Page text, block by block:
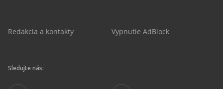
Redakcia a kontakty Vypnutie AdBlock
Sledujte nás: